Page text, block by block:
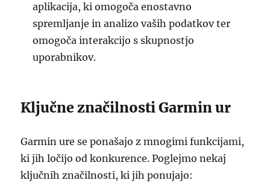
aplikacija, ki omogoča enostavno
spremljanje in analizo vaših podatkov ter
omogoča interakcijo s skupnostjo
uporabnikov.
Ključne značilnosti Garmin ur
Garmin ure se ponašajo z mnogimi funkcijami,
ki jih ločijo od konkurence. Poglejmo nekaj
ključnih značilnosti, ki jih ponujajo: